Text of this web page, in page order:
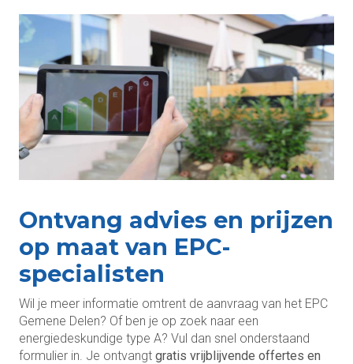
Ontvang advies en prijzen
op maat van EPC-
specialisten
Wil je meer informatie omtrent de aanvraag van het EPC
Gemene Delen? Of ben je op zoek naar een
energiedeskundige type A? Vul dan snel onderstaand
formulier in. Je ontvangt gratis vrijblijvende offertes en